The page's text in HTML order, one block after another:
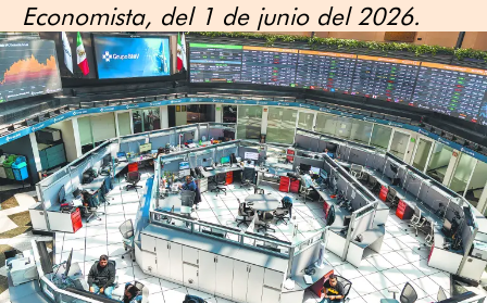
Economista, del 1 de junio del 2026.